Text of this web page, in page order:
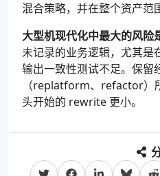
混合策略，并在整个资产范
大型机现代化中最大的风险
未记录的业务逻辑，尤其
输出一致性测试不足。保留
（replatform、refactor）
头开始的 rewrite 更小。